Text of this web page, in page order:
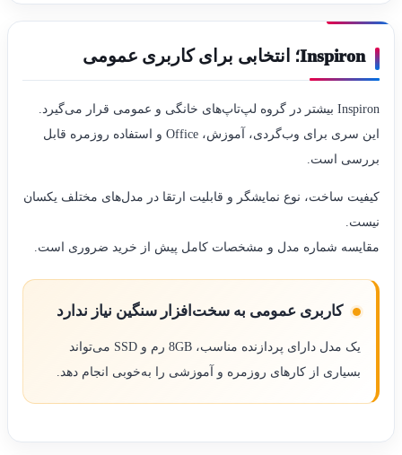
Inspiron؛ انتخابی برای کاربری عمومی
Inspiron بیشتر در گروه لپ‌تاپ‌های خانگی و عمومی قرار می‌گیرد.
این سری برای وب‌گردی، آموزش، Office و استفاده روزمره قابل
بررسی است.
کیفیت ساخت، نوع نمایشگر و قابلیت ارتقا در مدل‌های مختلف یکسان
نیست.
مقایسه شماره مدل و مشخصات کامل پیش از خرید ضروری است.
کاربری عمومی به سخت‌افزار سنگین نیاز ندارد
یک مدل دارای پردازنده مناسب، 8GB رم و SSD می‌تواند
بسیاری از کارهای روزمره و آموزشی را به‌خوبی انجام دهد.